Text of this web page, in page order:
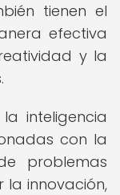
tienen el
efectiva
y la
inteligencia
con la
problemas
la innovación,